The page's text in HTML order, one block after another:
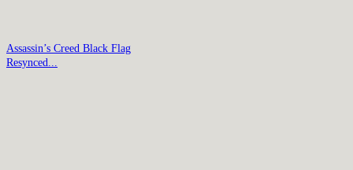
Assassin’s Creed Black Flag
Resynced...